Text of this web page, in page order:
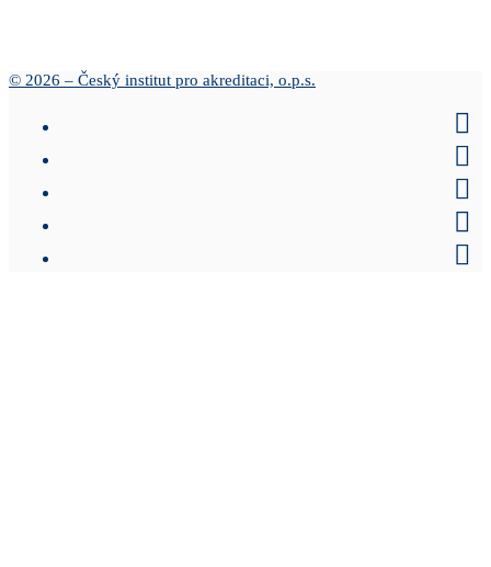
© 2026 – Český institut pro akreditaci, o.p.s.